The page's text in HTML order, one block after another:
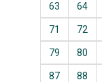
63 64
71 72
79 80
87 88